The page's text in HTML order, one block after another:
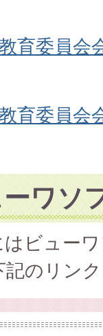
育委員会
育委員会
ワソ
ビュー
のリン